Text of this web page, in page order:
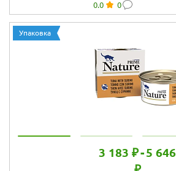
и ветчиной в
желе
0.0 0
Упаковка
3 183 ₽-5 646